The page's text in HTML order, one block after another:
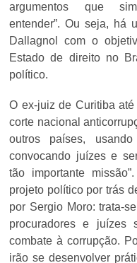
argumentos que
entender”. Ou seja, há
Dallagnol com o
Estado de direito no
político.
O ex-juiz de Curitiba
corte nacional
outros países,
convocando juízes e
tão importante
projeto político por trás
por Sergio Moro: trata-
procuradores e juízes
combate à corrupção.
irão se desenvolver